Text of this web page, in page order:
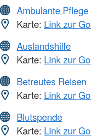
Ambulante Pflege
Karte: Link zur
Auslandshilfe
Karte: Link zur
Betreutes Reisen
Karte: Link zur
Blutspende
Karte: Link zur